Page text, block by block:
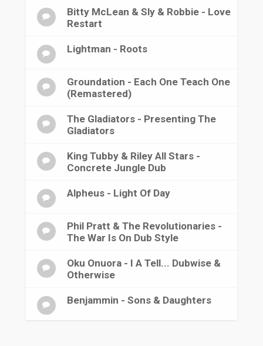
Bitty McLean & Sly & Robbie - Love
Restart
Lightman - Roots
Groundation - Each One Teach One
(Remastered)
The Gladiators - Presenting The
Gladiators
King Tubby & Riley All Stars -
Concrete Jungle Dub
Alpheus - Light Of Day
Phil Pratt & The Revolutionaries -
The War Is On Dub Style
Oku Onuora - I A Tell... Dubwise &
Otherwise
Benjammin - Sons & Daughters